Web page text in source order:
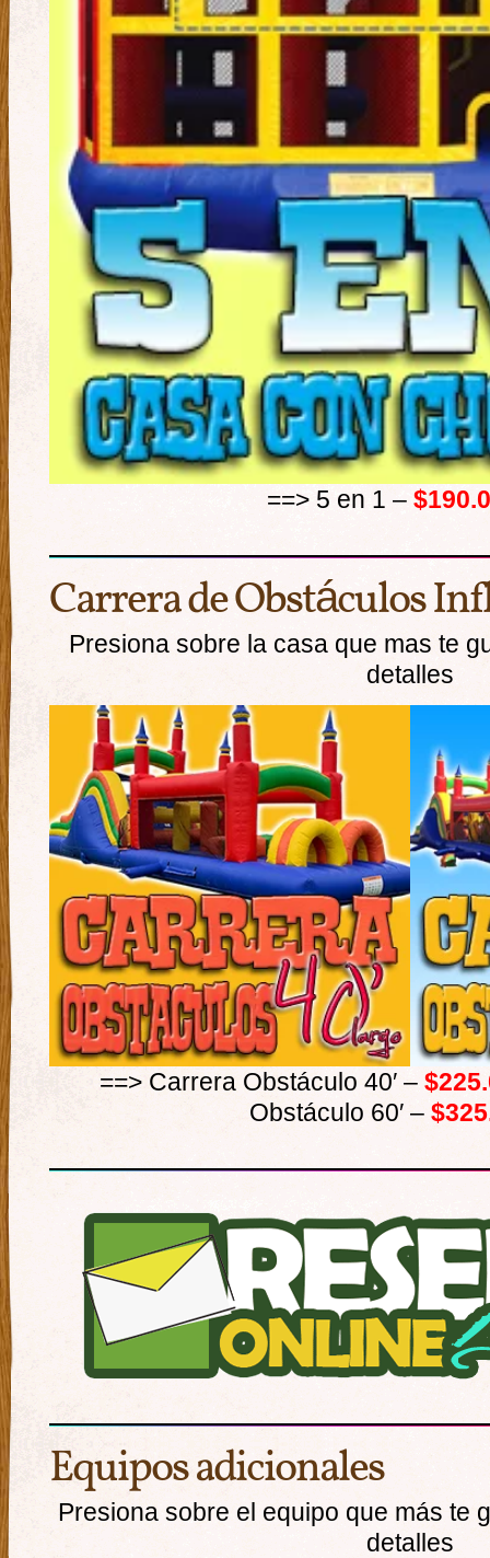
==> 5 en 1 –
Carrera de Obstáculos
Presiona sobre la casa que mas te
detalles
==> Carrera Obstáculo 40′ –
Obstáculo 60′ –
Equipos adicionales
Presiona sobre el equipo que más te
detalles